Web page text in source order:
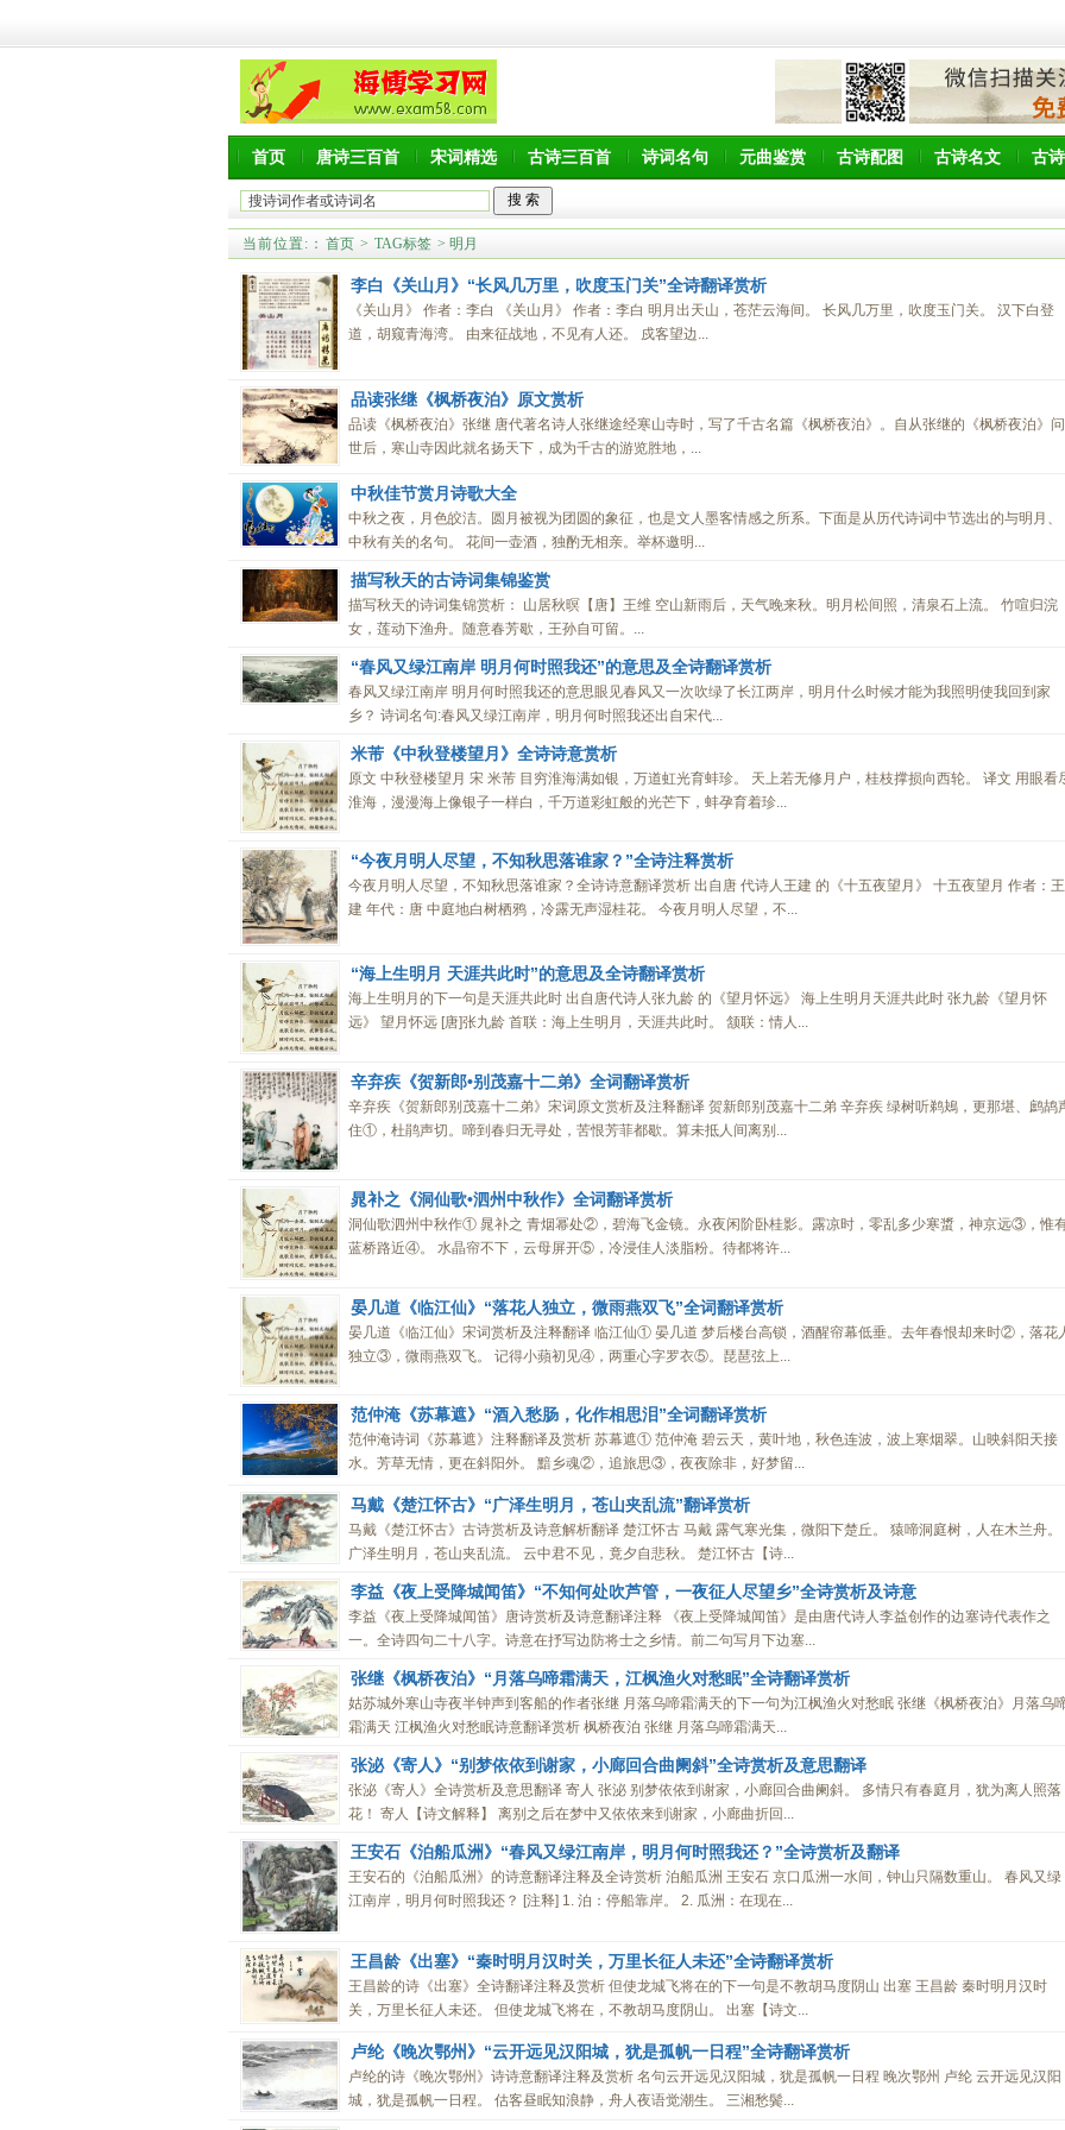
首页 唐诗三百首 宋词精选 古诗三百首 诗词名句 元曲鉴赏 古诗配图 古诗名文 古
当前位置: ： 首页 > TAG标签 > 明月
李白《关山月》“长风几万里，吹度玉门关”全诗翻译赏析
《关山月》 作者：李白 《关山月》 作者：李白 明月出天山，苍茫云海间。 长风几万里，吹度玉门关。 汉下白登
道，胡窥青海湾。 由来征战地，不见有人还。 戍客望边...
品读张继《枫桥夜泊》原文赏析
品读《枫桥夜泊》张继 唐代著名诗人张继途经寒山寺时，写了千古名篇《枫桥夜泊》。自从张继的《枫桥夜泊》问
世后，寒山寺因此就名扬天下，成为千古的游览胜地，...
中秋佳节赏月诗歌大全
中秋之夜，月色皎洁。圆月被视为团圆的象征，也是文人墨客情感之所系。下面是从历代诗词中节选出的与明月、
中秋有关的名句。 花间一壶酒，独酌无相亲。举杯邀明...
描写秋天的古诗词集锦鉴赏
描写秋天的诗词集锦赏析： 山居秋暝【唐】王维 空山新雨后，天气晚来秋。明月松间照，清泉石上流。 竹喧归浣
女，莲动下渔舟。随意春芳歇，王孙自可留。...
“春风又绿江南岸 明月何时照我还”的意思及全诗翻译赏析
春风又绿江南岸 明月何时照我还的意思眼见春风又一次吹绿了长江两岸，明月什么时候才能为我照明使我回到家
乡？ 诗词名句:春风又绿江南岸，明月何时照我还出自宋代...
米芾《中秋登楼望月》全诗诗意赏析
原文 中秋登楼望月 宋 米芾 目穷淮海满如银，万道虹光育蚌珍。 天上若无修月户，桂枝撑损向西轮。 译文 用眼看
淮海，漫漫海上像银子一样白，千万道彩虹般的光芒下，蚌孕育着珍...
“今夜月明人尽望，不知秋思落谁家？”全诗注释赏析
今夜月明人尽望，不知秋思落谁家？全诗诗意翻译赏析 出自唐 代诗人王建 的《十五夜望月》 十五夜望月 作者：王
建 年代：唐 中庭地白树栖鸦，冷露无声湿桂花。 今夜月明人尽望，不...
“海上生明月 天涯共此时”的意思及全诗翻译赏析
海上生明月的下一句是天涯共此时 出自唐代诗人张九龄 的《望月怀远》 海上生明月天涯共此时 张九龄《望月怀
远》 望月怀远 [唐]张九龄 首联：海上生明月，天涯共此时。 颔联：情人...
辛弃疾《贺新郎•别茂嘉十二弟》全词翻译赏析
辛弃疾《贺新郎别茂嘉十二弟》宋词原文赏析及注释翻译 贺新郎别茂嘉十二弟 辛弃疾 绿树听鹈鴂，更那堪、鹧鸪
住①，杜鹃声切。啼到春归无寻处，苦恨芳菲都歇。算未抵人间离别...
晁补之《洞仙歌•泗州中秋作》全词翻译赏析
洞仙歌泗州中秋作① 晁补之 青烟幂处②，碧海飞金镜。永夜闲阶卧桂影。露凉时，零乱多少寒螀，神京远③，惟
蓝桥路近④。 水晶帘不下，云母屏开⑤，冷浸佳人淡脂粉。待都将许...
晏几道《临江仙》“落花人独立，微雨燕双飞”全词翻译赏析
晏几道《临江仙》宋词赏析及注释翻译 临江仙① 晏几道 梦后楼台高锁，酒醒帘幕低垂。去年春恨却来时②，落花
独立③，微雨燕双飞。 记得小蘋初见④，两重心字罗衣⑤。琵琶弦上...
范仲淹《苏幕遮》“酒入愁肠，化作相思泪”全词翻译赏析
范仲淹诗词《苏幕遮》注释翻译及赏析 苏幕遮① 范仲淹 碧云天，黄叶地，秋色连波，波上寒烟翠。山映斜阳天接
水。芳草无情，更在斜阳外。 黯乡魂②，追旅思③，夜夜除非，好梦留...
马戴《楚江怀古》“广泽生明月，苍山夹乱流”翻译赏析
马戴《楚江怀古》古诗赏析及诗意解析翻译 楚江怀古 马戴 露气寒光集，微阳下楚丘。 猿啼洞庭树，人在木兰舟。
广泽生明月，苍山夹乱流。 云中君不见，竟夕自悲秋。 楚江怀古【诗...
李益《夜上受降城闻笛》“不知何处吹芦管，一夜征人尽望乡”全诗赏析及诗意
李益《夜上受降城闻笛》唐诗赏析及诗意翻译注释 《夜上受降城闻笛》是由唐代诗人李益创作的边塞诗代表作之
一。全诗四句二十八字。诗意在抒写边防将士之乡情。前二句写月下边塞...
张继《枫桥夜泊》“月落乌啼霜满天，江枫渔火对愁眠”全诗翻译赏析
姑苏城外寒山寺夜半钟声到客船的作者张继 月落乌啼霜满天的下一句为江枫渔火对愁眠 张继《枫桥夜泊》月落乌
霜满天 江枫渔火对愁眠诗意翻译赏析 枫桥夜泊 张继 月落乌啼霜满天...
张泌《寄人》“别梦依依到谢家，小廊回合曲阑斜”全诗赏析及意思翻译
张泌《寄人》全诗赏析及意思翻译 寄人 张泌 别梦依依到谢家，小廊回合曲阑斜。 多情只有春庭月，犹为离人照落
花！ 寄人【诗文解释】 离别之后在梦中又依依来到谢家，小廊曲折回...
王安石《泊船瓜洲》“春风又绿江南岸，明月何时照我还？”全诗赏析及翻译
王安石的《泊船瓜洲》的诗意翻译注释及全诗赏析 泊船瓜洲 王安石 京口瓜洲一水间，钟山只隔数重山。 春风又绿
江南岸，明月何时照我还？ [注释] 1. 泊：停船靠岸。 2. 瓜洲：在现在...
王昌龄《出塞》“秦时明月汉时关，万里长征人未还”全诗翻译赏析
王昌龄的诗《出塞》全诗翻译注释及赏析 但使龙城飞将在的下一句是不教胡马度阴山 出塞 王昌龄 秦时明月汉时
关，万里长征人未还。 但使龙城飞将在，不教胡马度阴山。 出塞【诗文...
卢纶《晚次鄂州》“云开远见汉阳城，犹是孤帆一日程”全诗翻译赏析
卢纶的诗《晚次鄂州》诗诗意翻译注释及赏析 名句云开远见汉阳城，犹是孤帆一日程 晚次鄂州 卢纶 云开远见汉阳
城，犹是孤帆一日程。 估客昼眠知浪静，舟人夜语觉潮生。 三湘愁鬓...